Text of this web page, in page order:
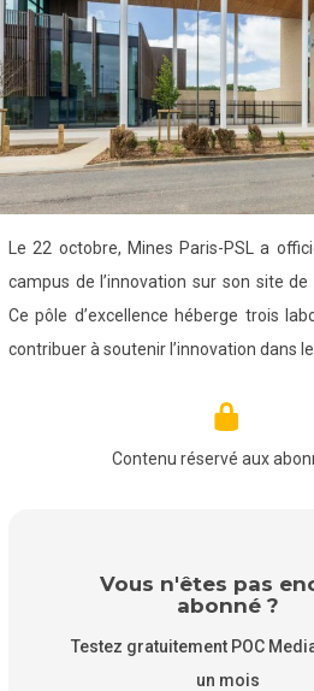
Le 22 octobre, Mines Paris-PSL a
campus de l’innovation sur son site de
Ce pôle d’excellence héberge trois
contribuer à soutenir l’innovation dans le…
Contenu réservé aux
Vous n'êtes pas
abonné ?
Testez gratuitement POC
un mois